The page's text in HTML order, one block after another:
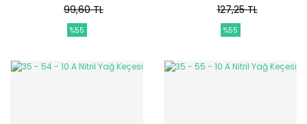
99,60 TL
%55
127,25 TL
%55